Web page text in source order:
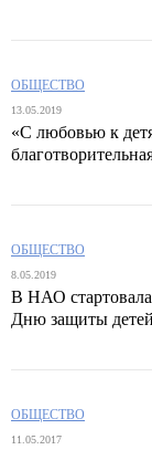
ОБЩЕСТВО
13.05.2019
«С любовью к
ОБЩЕСТВО
8.05.2019
В НАО стартовала
Дню защиты детей
ОБЩЕСТВО
11.05.2017